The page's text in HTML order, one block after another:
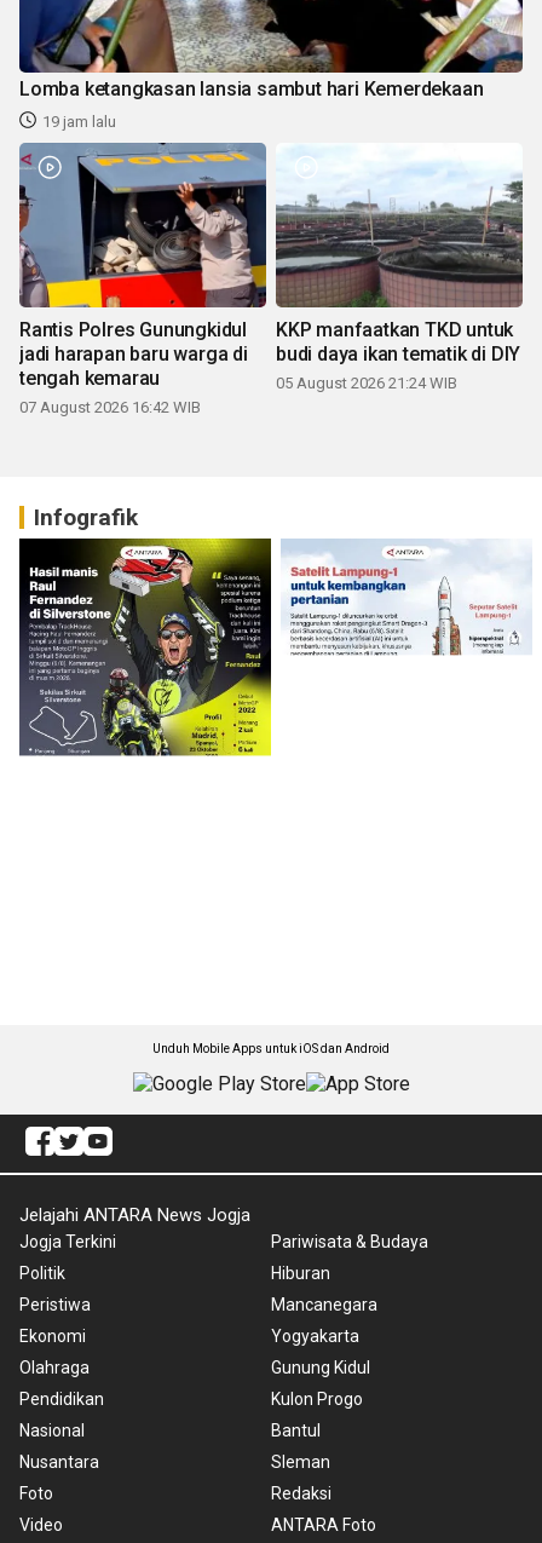
Lomba ketangkasan lansia sambut hari Kemerdekaan
19 jam lalu
Rantis Polres Gunungkidul
jadi harapan baru warga di
tengah kemarau
07 August 2026 16:42 WIB
KKP manfaatkan TKD untuk
budi daya ikan tematik di DIY
05 August 2026 21:24 WIB
Infografik
Unduh Mobile Apps untuk iOS dan Android
Jelajahi ANTARA News Jogja
Jogja Terkini
Politik
Peristiwa
Ekonomi
Olahraga
Pendidikan
Nasional
Nusantara
Foto
Video
Pariwisata & Budaya
Hiburan
Mancanegara
Yogyakarta
Gunung Kidul
Kulon Progo
Bantul
Sleman
Redaksi
ANTARA Foto